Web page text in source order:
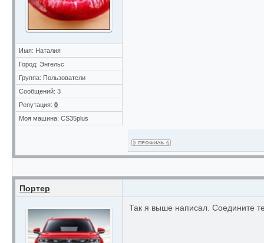
Имя: Наталия
Город: Энгельс
Группа: Пользователи
Сообщений: 3
Репутация: 0
Моя машина: CS35plus
Портер
Так я выше написал. Соедините